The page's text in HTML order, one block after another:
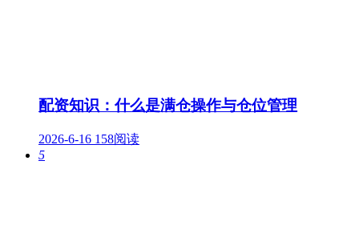
配资知识：什么是满仓操作与仓位管理
2026-6-16 158阅读
5